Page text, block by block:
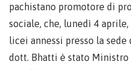
pachistano promotore di
sociale, che, lunedì 4
licei annessi presso la
dott. Bhatti è stato Ministro